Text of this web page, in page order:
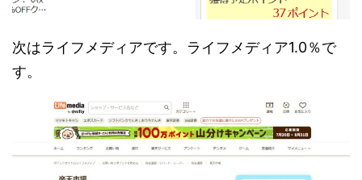
次はライフメディアです。ライフメディア1.0％で
す。